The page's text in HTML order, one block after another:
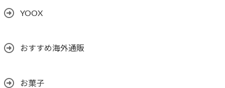
YOOX
おすすめ海外通販
お菓子